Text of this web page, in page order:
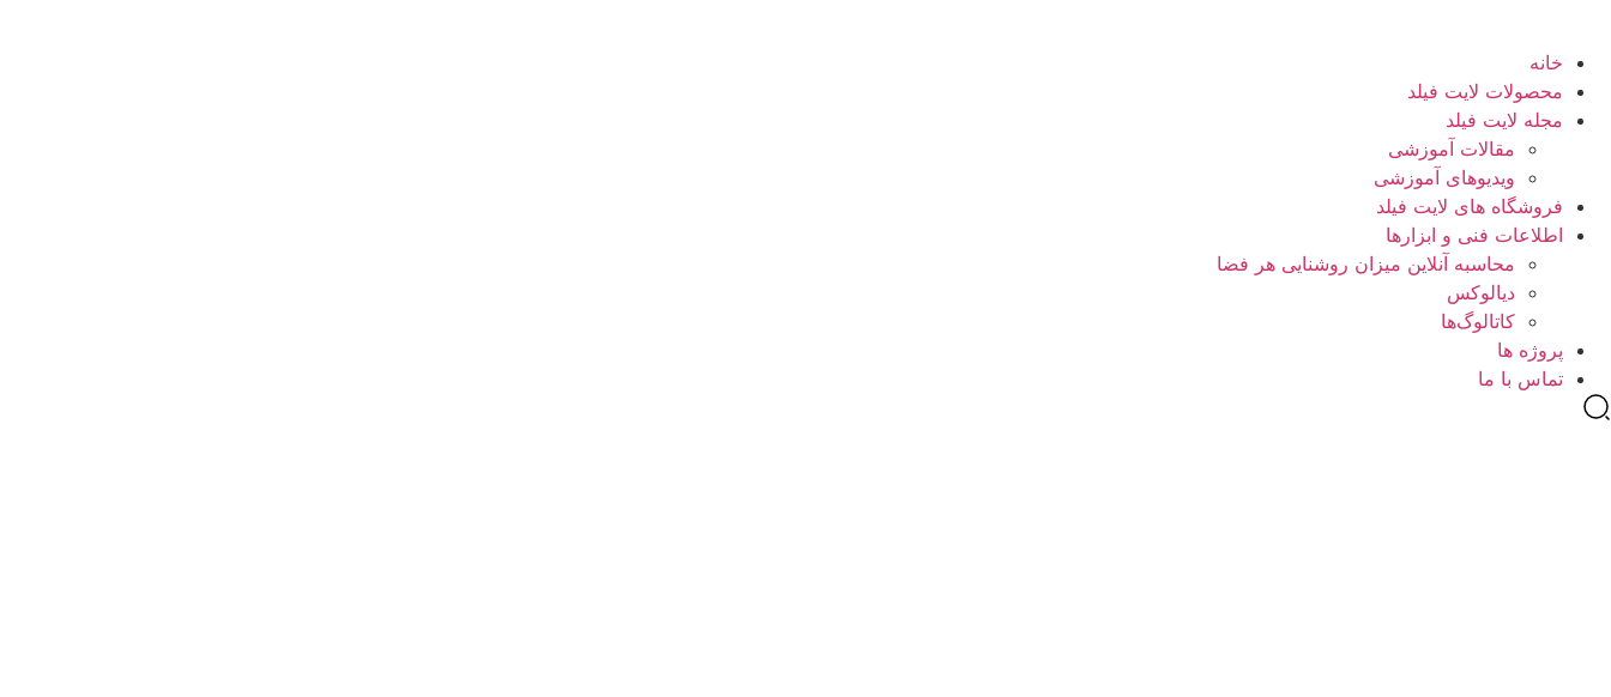
خانه
محصولات لایت فیلد
مجله لایت فیلد
مقالات آموزشی
ویدیوهای آموزشی
فروشگاه های لایت فیلد
اطلاعات فنی و ابزارها
محاسبه آنلاین میزان روشنایی هر فضا
دیالوکس
کاتالوگ‌ها
پروژه ها
تماس با ما